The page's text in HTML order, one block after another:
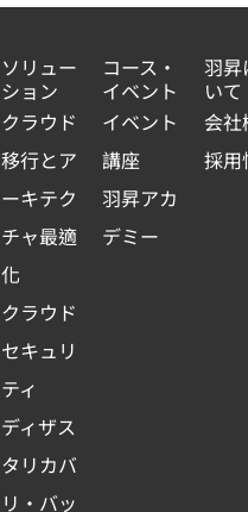
ソリュー
ション
クラウド
移行とア
ーキテク
チャ最適
化
クラウド
セキュリ
ティ
ディザス
タリカバ
リ・バッ
コース・
イベント
イベント
講座
羽昇アカ
デミー
羽昇
いて
会社
採用